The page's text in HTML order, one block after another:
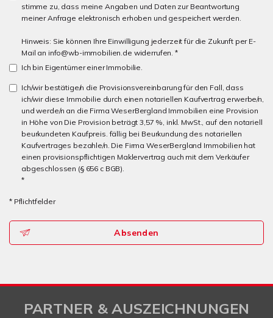
stimme zu, dass meine Angaben und Daten zur Beantwortung
meiner Anfrage elektronisch erhoben und gespeichert werden.
Hinweis: Sie können Ihre Einwilligung jederzeit für die Zukunft per E-
Mail an info@wb-immobilien.de widerrufen. *
Ich bin Eigentümer einer Immobilie.
Ich/wir bestätige/n die Provisionsvereinbarung für den Fall, dass
ich/wir diese Immobilie durch einen notariellen Kaufvertrag erwerbe/n,
und werde/n an die Firma WeserBergland Immobilien eine Provision
in Höhe von Die Provision beträgt 3,57 %, inkl. MwSt., auf den notariell
beurkundeten Kaufpreis. fällig bei Beurkundung des notariellen
Kaufvertrages bezahle/n. Die Firma WeserBergland Immobilien hat
einen provisionspflichtigen Maklervertrag auch mit dem Verkäufer
abgeschlossen (§ 656 c BGB).
*
* Pflichtfelder
Absenden
PARTNER & AUSZEICHNUNGEN